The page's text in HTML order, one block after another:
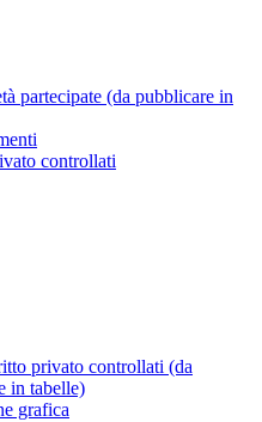
partecipate (da pubblicare in
controllati
privato controllati (da
in tabelle)
grafica